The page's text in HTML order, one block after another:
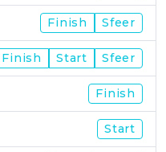
Finish Sfeer
Finish Start Sfeer
Finish
Start